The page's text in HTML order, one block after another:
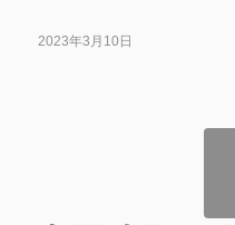
2023年3月10日